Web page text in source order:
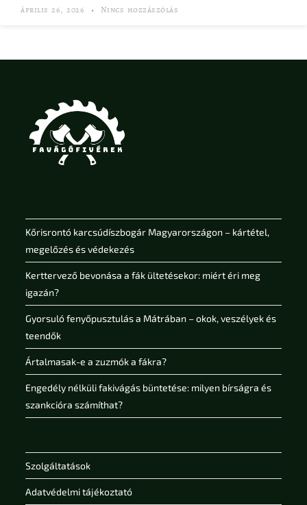
április 26, 2026 Nincs hozzászólás
Kőrisrontó karcsúdíszbogár Magyarországon – kártétel,
megelőzés és védekezés
Kerttervező bevonása a fák ültetésekor: miért éri meg
igazán?
Gyorsuló fenyőpusztulás a Mátrában – okok, veszélyek és
teendők
Ártalmasak-e a zuzmók a fákra?
Engedély nélküli fakivágás büntetése: milyen bírságra és
szankcióra számíthat?
Szolgáltatások
Adatvédelmi tájékoztató